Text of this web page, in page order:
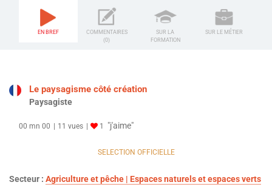
EN BREF
COMMENTAIRES
(0)
SUR LA
FORMATION
SUR LE MÉTIER
Le paysagisme côté création
Paysagiste
00 mn 00 11 vues 1 "j'aime"
SELECTION OFFICIELLE
Secteur : Agriculture et pêche | Espaces naturels et espaces verts